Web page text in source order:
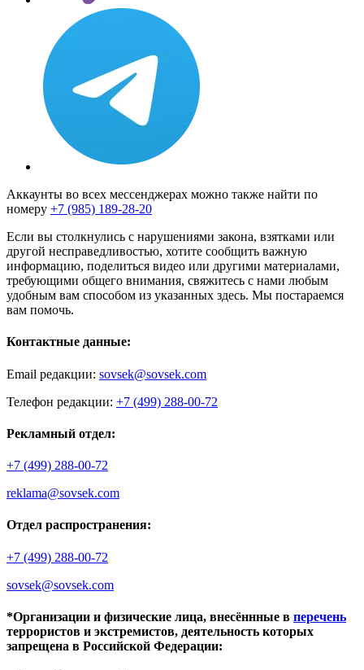
Аккаунты во всех мессенджерах можно также найти по
номеру +7 (985) 189-28-20
Если вы столкнулись с нарушениями закона, взятками или
другой несправедливостью, хотите сообщить важную
информацию, поделиться видео или другими материалами,
требующими общего внимания, свяжитесь с нами любым
удобным вам способом из указанных здесь. Мы постараемся
вам помочь.
Контактные данные:
Email редакции: sovsek@sovsek.com
Телефон редакции: +7 (499) 288-00-72
Рекламный отдел:
+7 (499) 288-00-72
reklama@sovsek.com
Отдел распространения:
+7 (499) 288-00-72
sovsek@sovsek.com
*Организации и физические лица, внесённные в перечень
террористов и экстремистов, деятельность которых
запрещена в Российской Федерации: